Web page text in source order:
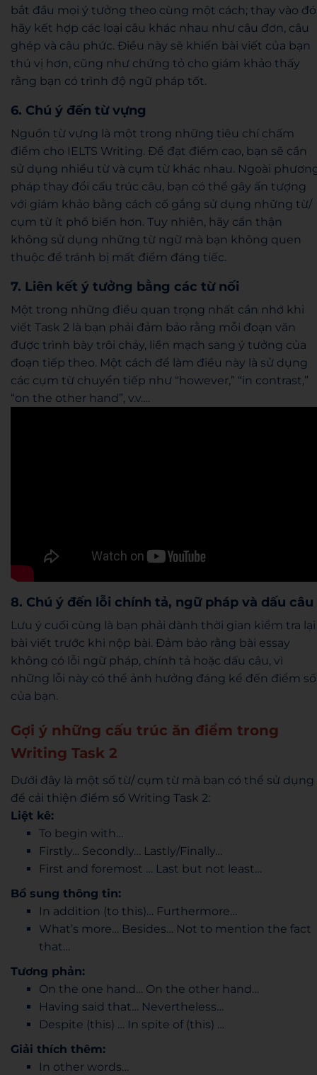
bắt đầu mọi ý tưởng theo cùng một cách; thay vào
hãy kết hợp các loại câu khác nhau như câu đơn, câu
ghép và câu phức. Điều này sẽ khiến bài viết của bạn
thú vị hơn, cũng như chứng tỏ cho giám khảo thấy
rằng bạn có trình độ ngữ pháp tốt.
6. Chú ý đến từ vựng
Nguồn từ vựng là một trong những tiêu chí chấm
điểm cho IELTS Writing. Để đạt điểm cao, bạn sẽ cần
sử dụng nhiều từ và cụm từ khác nhau. Ngoài
pháp thay đổi cấu trúc câu, bạn có thể gây ấn tượng
với giám khảo bằng cách cố gắng sử dụng những từ/
cụm từ ít phổ biến hơn. Tuy nhiên, hãy cẩn thận
không sử dụng những từ ngữ mà bạn không quen
thuộc để tránh bị mất điểm đáng tiếc.
7. Liên kết ý tưởng bằng các từ nối
Một trong những điều quan trọng nhất cần nhớ khi
viết Task 2 là bạn phải đảm bảo rằng mỗi đoạn văn
được trình bày trôi chảy, liền mạch sang ý tưởng của
đoạn tiếp theo. Một cách để làm điều này là sử dụng
các cụm từ chuyển tiếp như “however,” “in contrast,”
“on the other hand”, v.v….
8. Chú ý đến lỗi chính tả, ngữ pháp và dấu câu
Lưu ý cuối cùng là bạn phải dành thời gian kiểm tra lại
bài viết trước khi nộp bài. Đảm bảo rằng bài essay
không có lỗi ngữ pháp, chính tả hoặc dấu câu, vì
những lỗi này có thể ảnh hưởng đáng kể đến điểm số
của bạn.
Gợi ý những cấu trúc ăn điểm trong
Writing Task 2
Dưới đây là một số từ/ cụm từ mà bạn có thể sử dụng
để cải thiện điểm số Writing Task 2:
Liệt kê:
To begin with…
Firstly… Secondly… Lastly/Finally…
First and foremost … Last but not least…
Bổ sung thông tin:
In addition (to this)… Furthermore…
What’s more… Besides… Not to mention the fact
that…
Tương phản:
On the one hand… On the other hand…
Having said that… Nevertheless…
Despite (this) … In spite of (this) …
Giải thích thêm:
In other words…